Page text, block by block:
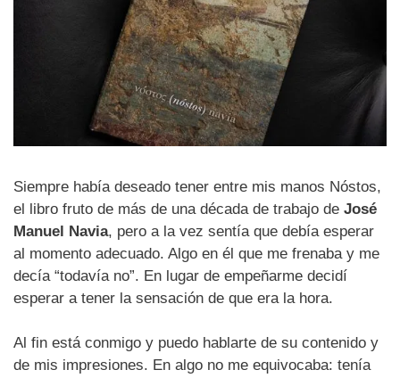
Siempre había deseado tener entre mis manos Nóstos,
el libro fruto de más de una década de trabajo de José
Manuel Navia, pero a la vez sentía que debía esperar
al momento adecuado. Algo en él que me frenaba y me
decía “todavía no”. En lugar de empeñarme decidí
esperar a tener la sensación de que era la hora.
Al fin está conmigo y puedo hablarte de su contenido y
de mis impresiones. En algo no me equivocaba: tenía